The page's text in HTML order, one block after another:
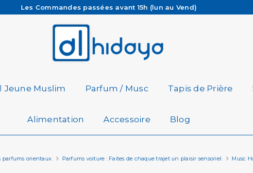
Les Commandes passées avant 15h (lun au Vend)
Besoin d'aide ? Retrouvez notre FAQ
Livraison offerte à partir de 65€ d'achat*
Jeune Muslim Parfum / Musc Tapis de Prière
Alimentation Accessoire Blog
parfums orientaux. Parfums voiture : Faites de chaque trajet un plaisir sensoriel. Musc